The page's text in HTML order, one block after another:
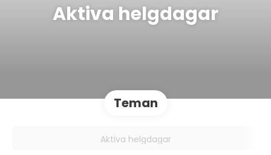
Aktiva helgdagar
Teman
Aktiva helgdagar